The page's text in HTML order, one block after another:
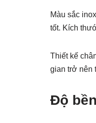
Màu sắc
tốt. Kích
Thiết kế
gian trở nên
Độ